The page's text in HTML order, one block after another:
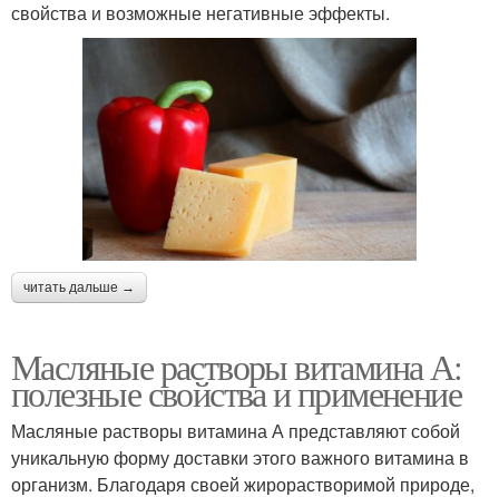
свойства и возможные негативные эффекты.
читать дальше →
Масляные растворы витамина А:
полезные свойства и применение
Масляные растворы витамина А представляют собой
уникальную форму доставки этого важного витамина в
организм. Благодаря своей жирорастворимой природе,